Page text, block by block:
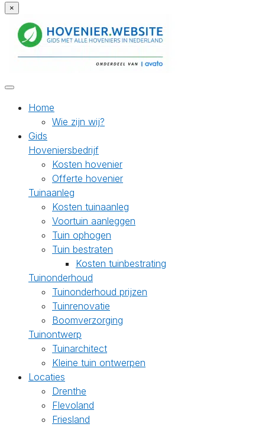
×
Home
Wie zijn wij?
Gids
Hoveniersbedrijf
Kosten hovenier
Offerte hovenier
Tuinaanleg
Kosten tuinaanleg
Voortuin aanleggen
Tuin ophogen
Tuin bestraten
Kosten tuinbestrating
Tuinonderhoud
Tuinonderhoud prijzen
Tuinrenovatie
Boomverzorging
Tuinontwerp
Tuinarchitect
Kleine tuin ontwerpen
Locaties
Drenthe
Flevoland
Friesland